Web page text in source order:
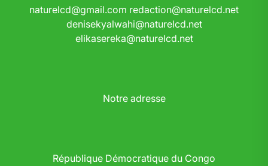
naturelcd@gmail.com redaction@naturelcd.net
denisekyalwahi@naturelcd.net
elikasereka@naturelcd.net
Notre adresse
République Démocratique du Congo